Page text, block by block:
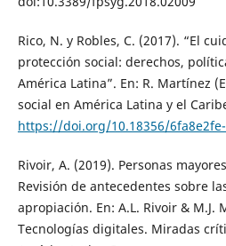
Rico, N. y Robles, C. (2017). “El
protección social: derechos,
América Latina”. En: R. Martínez
social en América Latina y el
https://doi.org/10.18356/
Rivoir, A. (2019). Personas
Revisión de antecedentes sobre
apropiación. En: A.L. Rivoir & M.J.
Tecnologías digitales. Miradas